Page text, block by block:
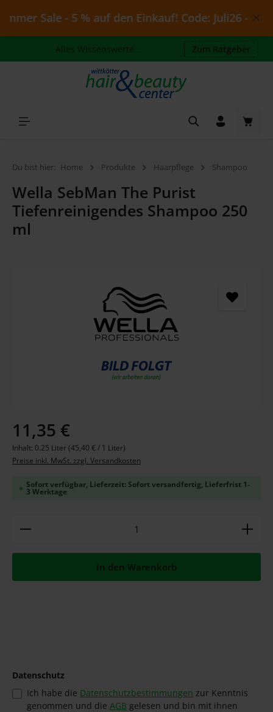
Zum Hauptinhalt springen
Sale - 5 % auf den Einkauf! Code: Juli26 -
Alles Wissenswerte... Zum Ratgeber
Du bist hier: Home Produkte Haarpflege Shampoo
Wella SebMan The Purist
Tiefenreinigendes Shampoo 250
ml
Regulärer Preis:
11,35 €
Inhalt: 0.25 Liter(45,40 € / 1 Liter)
Preise inkl. MwSt. zzgl. Versandkosten
Sofort verfügbar, Lieferzeit: Sofort versandfertig, Lieferfrist 1-
3 Werktage
Produkt Anzahl: Gib den gewünschten Wert ein
In den Warenkorb
Datenschutz
Ich habe die Datenschutzbestimmungen zur Kenntnis
genommen und die AGB gelesen und bin mit ihnen